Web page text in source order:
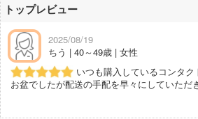
トップレビュー
2025/08/19
ちう | 40～49歳 | 女性
いつも購入しているコンタク
お盆でしたが配送の手配を早々にしていただ